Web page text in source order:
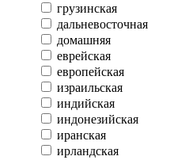
грузинская
дальневосточная
домашняя
еврейская
европейская
израильская
индийская
индонезийская
иранская
ирландская